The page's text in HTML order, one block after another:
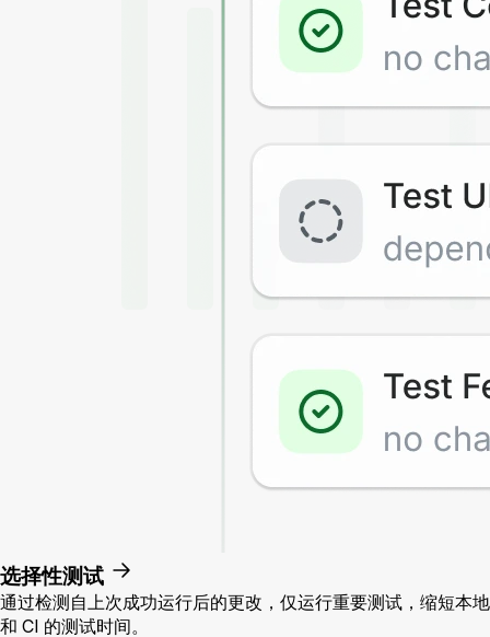
选择性测试
通过检测自上次成功运行后的更改，仅运行重要测试，缩短本地
和 CI 的测试时间。